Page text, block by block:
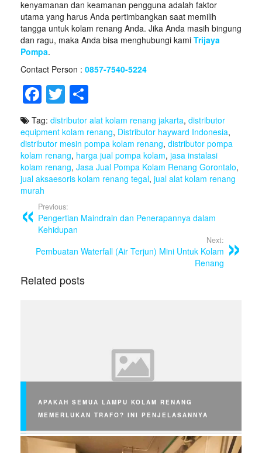
kenyamanan dan keamanan pengguna adalah faktor
utama yang harus Anda pertimbangkan saat memilih
tangga untuk kolam renang Anda. Jika Anda masih bingung
dan ragu, maka Anda bisa menghubungi kami Trijaya
Pompa.
Contact Person : 0857-7540-5224
F
a
c
e
b
o
o
k
T
wi
tt
er
h
ar
e
Tag: distributor alat kolam renang jakarta, distributor
equipment kolam renang, Distributor hayward Indonesia,
distributor mesin pompa kolam renang, distributor pompa
kolam renang, harga jual pompa kolam, jasa instalasi
kolam renang, Jasa Jual Pompa Kolam Renang Gorontalo,
jual aksaesoris kolam renang tegal, jual alat kolam renang
murah
Previous:
Pengertian Maindrain dan Penerapannya dalam
Kehidupan
Next:
Pembuatan Waterfall (Air Terjun) Mini Untuk Kolam
Renang
Related posts
APAKAH SEMUA LAMPU KOLAM RENANG
MEMERLUKAN TRAFO? INI PENJELASANNYA